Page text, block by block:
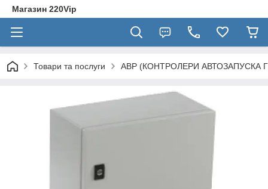
Магазин 220Vip
Товари та послуги АВР (КОНТРОЛЕРИ АВТОЗАПУСКА